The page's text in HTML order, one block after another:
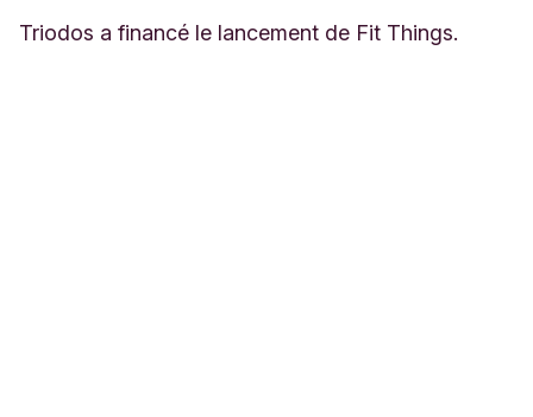
Triodos a financé le lancement de Fit Things.